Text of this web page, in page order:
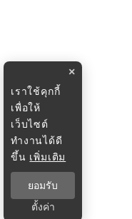
×
เราใช้คุกกี้
เพื่อให้
เว็บไซต์
ทำงานได้ดี
ขึ้น เพิ่มเติม
ยอมรับ
ตั้งค่า